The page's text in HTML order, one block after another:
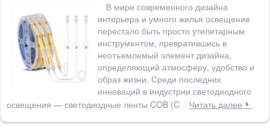
В мире современного дизайна
интерьера и умного жилья освещение
перестало быть просто утилитарным
инструментом, превратившись в
неотъемлемый элемент дизайна,
определяющий атмосферу, удобство и
образ жизни. Среди последних
инноваций в индустрии светодиодного
освещения — светодиодные ленты COB (C
Читать далее